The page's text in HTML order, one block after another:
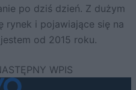
po dziś dzień. Z dużym
rynek i pojawiające się na
od 2015 roku.